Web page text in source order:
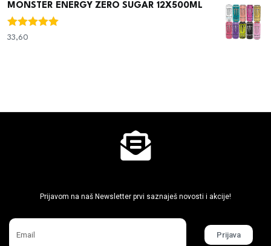
MONSTER ENERGY ZERO SUGAR 12X500ML
Ocjenjeno
33,60
Prijavom na naš Newsletter prvi saznaješ novosti i akcije!
Prijava